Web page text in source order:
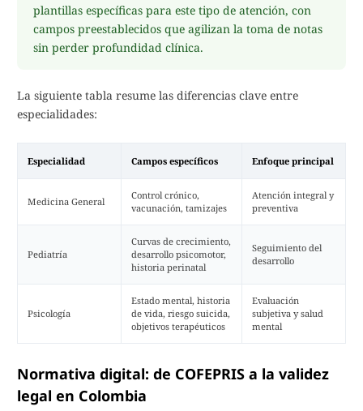
plantillas específicas para este tipo de atención, con
campos preestablecidos que agilizan la toma de notas
sin perder profundidad clínica.
La siguiente tabla resume las diferencias clave entre
especialidades:
Especialidad Campos específicos Enfoque principal
Medicina General
Control crónico,
vacunación, tamizajes
Atención integral y
preventiva
Pediatría
Curvas de crecimiento,
desarrollo psicomotor,
historia perinatal
Seguimiento del
desarrollo
Psicología
Estado mental, historia
de vida, riesgo suicida,
objetivos terapéuticos
Evaluación
subjetiva y salud
mental
Normativa digital: de COFEPRIS a la validez
legal en Colombia